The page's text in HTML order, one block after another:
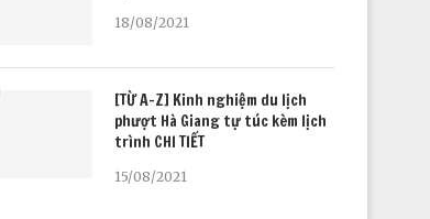
18/08/2021
[TỪ A-Z] Kinh nghiệm du lịch
phượt Hà Giang tự túc kèm lịch
trình CHI TIẾT
15/08/2021